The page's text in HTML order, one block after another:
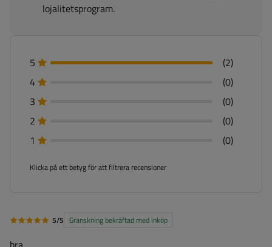
lojalitetsprogram.
5
(2)
4
(0)
3
(0)
2
(0)
1
(0)
Klicka på ett betyg för att filtrera recensioner
5/5 Granskning bekräftad med inköp